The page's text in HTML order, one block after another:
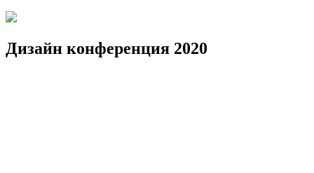
Дизайн конференция 2020